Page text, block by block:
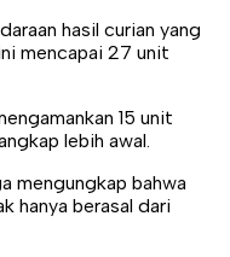
hasil curian yang
mencapai 27 unit
15 unit
lebih awal.
mengungkap bahwa
hanya berasal dari